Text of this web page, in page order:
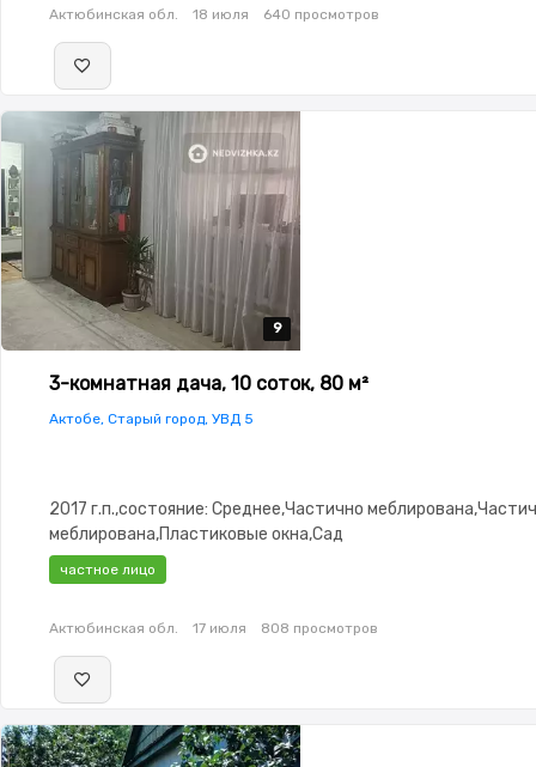
Актюбинская обл. 18 июля 640 просмотров
9
9
9
9
9
3-комнатная дача, 10 соток, 80 м²
Актобе, Старый город, УВД 5
2017 г.п.,состояние: Среднее,Частично
меблирована,Пластиковые окна,Сад
частное лицо
Актюбинская обл. 17 июля 808 просмотров